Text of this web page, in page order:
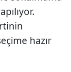
hazır